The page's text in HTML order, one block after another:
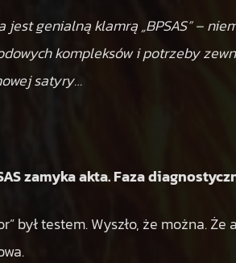
jest genialną klamrą „BPSAS” –
kompleksów i potrzeby
satyry…
zamyka akta. Faza
był testem. Wyszło, że można.